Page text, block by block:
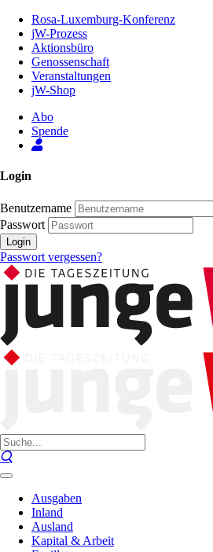
Inhalt
Seite
Rosa-Luxemburg-Konferenz
jW-Prozess
Aktionsbüro
Genossenschaft
Veranstaltungen
jW-Shop
Abo
Spende
Login
Benutzername
Passwort
Login
Passwort vergessen?
Ausgaben
Inland
Ausland
Kapital & Arbeit